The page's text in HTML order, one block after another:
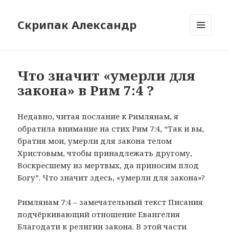
Скрипак Александр
Что значит «умерли для
закона» в Рим 7:4 ?
Недавно, читая послание к Римлянам, я
обратила внимание на стих Рим 7:4, “Так и вы,
братия мои, умерли для закона телом
Христовым, чтобы принадлежать другому,
Воскресшему из мертвых, да приносим плод
Богу”. Что значит здесь, «умерли для закона»?
Римлянам 7:4 – замечательный текст Писания
подчёркивающий отношение Евангелия
Благодати к религии закона. В этой части